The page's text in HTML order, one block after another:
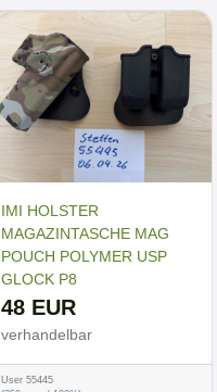
IMI HOLSTER
MAGAZINTASCHE MAG
POUCH POLYMER USP
GLOCK P8
48 EUR
verhandelbar
User 55445